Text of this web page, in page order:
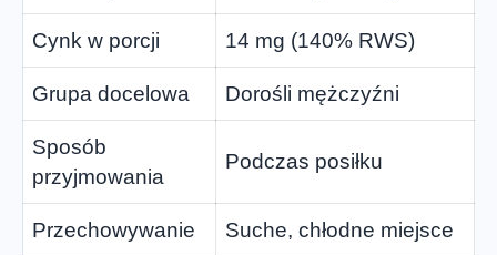
Cynk w porcji 14 mg (140% RWS)
Grupa docelowa Dorośli mężczyźni
Sposób
przyjmowania
Podczas posiłku
Przechowywanie Suche, chłodne miejsce